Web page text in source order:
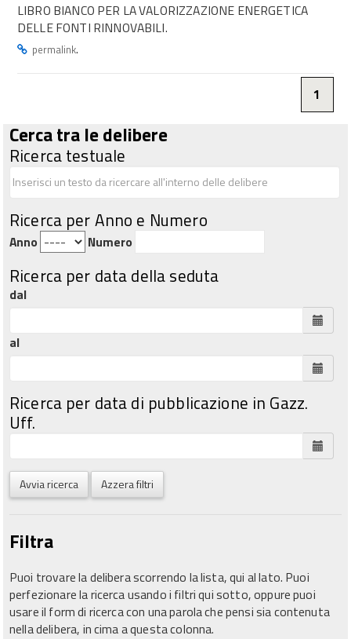
LIBRO BIANCO PER LA VALORIZZAZIONE ENERGETICA
DELLE FONTI RINNOVABILI.
permalink.
1
Cerca tra le delibere
Ricerca testuale
Ricerca per Anno e Numero
Anno Numero
Ricerca per data della seduta
dal
al
Ricerca per data di pubblicazione in Gazz.
Uff.
Avvia ricerca Azzera filtri
Filtra
Puoi trovare la delibera scorrendo la lista, qui al lato. Puoi
perfezionare la ricerca usando i filtri qui sotto, oppure puoi
usare il form di ricerca con una parola che pensi sia contenuta
nella delibera, in cima a questa colonna.